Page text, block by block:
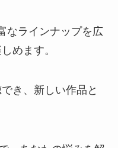
なラインナップを広
めます。
き、新しい作品と